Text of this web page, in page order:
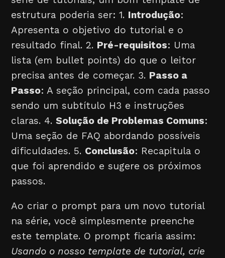
estrutura poderia ser: 1. Introdução:
Apresenta o objetivo do tutorial e o
resultado final. 2. Pré-requisitos: Uma
lista (em bullet points) do que o leitor
precisa antes de começar. 3. Passo a
Passo: A seção principal, com cada passo
sendo um subtítulo H3 e instruções
claras. 4.Solução de Problemas Comuns:
Uma seção de FAQ abordando possíveis
dificuldades. 5. Conclusão: Recapitula o
que foi aprendido e sugere os próximos
passos.
Ao criar o prompt para um novo tutorial
na série, você simplesmente preenche
este template. O prompt ficaria assim:
Usando o nosso template de tutorial, crie